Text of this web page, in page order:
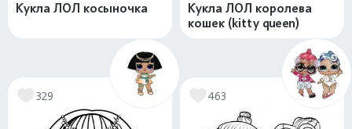
Кукла ЛОЛ косыночка
Кукла ЛОЛ королева
кошек (kitty queen)
329 463